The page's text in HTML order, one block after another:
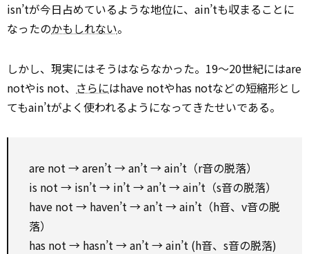
isn’tが今日占めているような地位に、ain’tも収まることに
なったのかもしれない。
しかし、現実にはそうはならなかった。19〜20世紀にはare
notやis not、 さらにはhave notやhas notなどの短縮形とし
てもain’tがよく使われるようになってきたせいである。
are not → aren’t → an’t → ain’t（r音の脱落）
is not → isn’t → in’t → an’t → ain’t（s音の脱落）
have not → haven’t → an’t → ain’t（h音、v音の脱
落）
has not → hasn’t → an’t → ain’t (h音、s音の脱落)